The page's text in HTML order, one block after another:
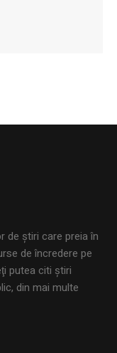
de ştiri care preia în
de încredere pe
putea citi ştiri
din mai multe